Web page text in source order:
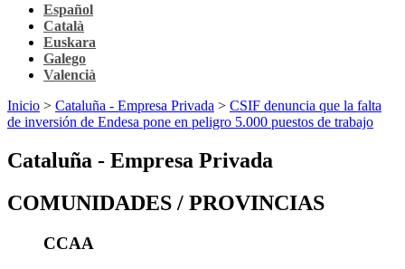
Español
Català
Euskara
Galego
Valencià
Inicio > Cataluña - Empresa Privada > CSIF denuncia que la falta
de inversión de Endesa pone en peligro 5.000 puestos de trabajo
Cataluña - Empresa Privada
COMUNIDADES / PROVINCIAS
CCAA